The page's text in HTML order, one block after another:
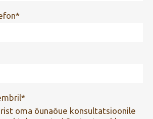
oma õunaõue konsultatsioonile